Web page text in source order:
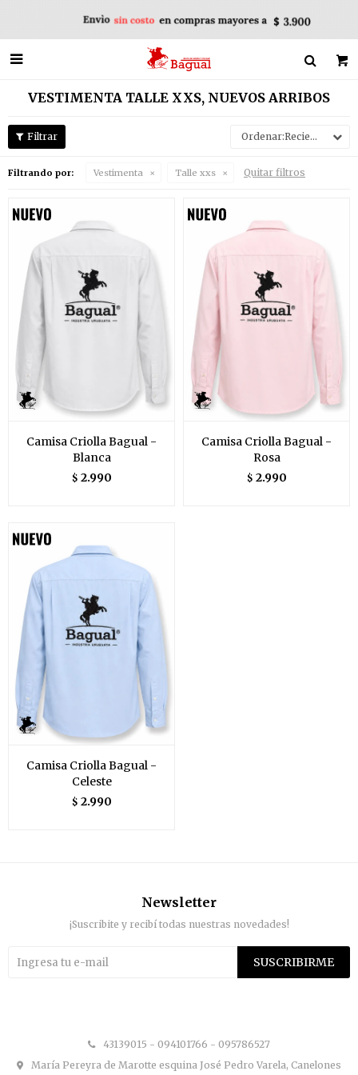

VESTIMENTA TALLE XXS, NUEVOS ARRIBOS
Recientes
Filtrando por: Vestimenta Talle xxs Quitar filtros
Camisa Criolla Bagual -
Blanca
$ 2.990
Camisa Criolla Bagual -
Rosa
$ 2.990
Camisa Criolla Bagual -
Celeste
$ 2.990
43139015 - 094101766 - 095786527
María Pereyra de Marotte esquina José Pedro Varela, Canelones
Newsletter
¡Suscribite y recibí todas nuestras novedades!
SUSCRIBIRME